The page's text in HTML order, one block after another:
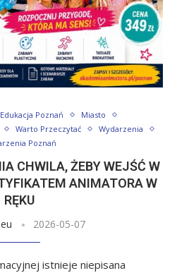
Edukacja Poznań
Miasto
Warto Przeczytać
Wydarzenia
Poznań
CHWILA, ŻEBY WEJŚĆ W
ANIMATORA W
RĘKU
2026-05-07
istnieje niepisana